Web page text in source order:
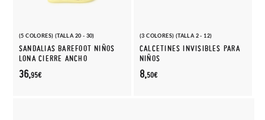
(5 COLORES) (TALLA 20 - 30)
SANDALIAS BAREFOOT NIÑOS
LONA CIERRE ANCHO
36,95€
(3 COLORES) (TALLA 2 - 12)
CALCETINES INVISIBLES PARA
NIÑOS
8,50€